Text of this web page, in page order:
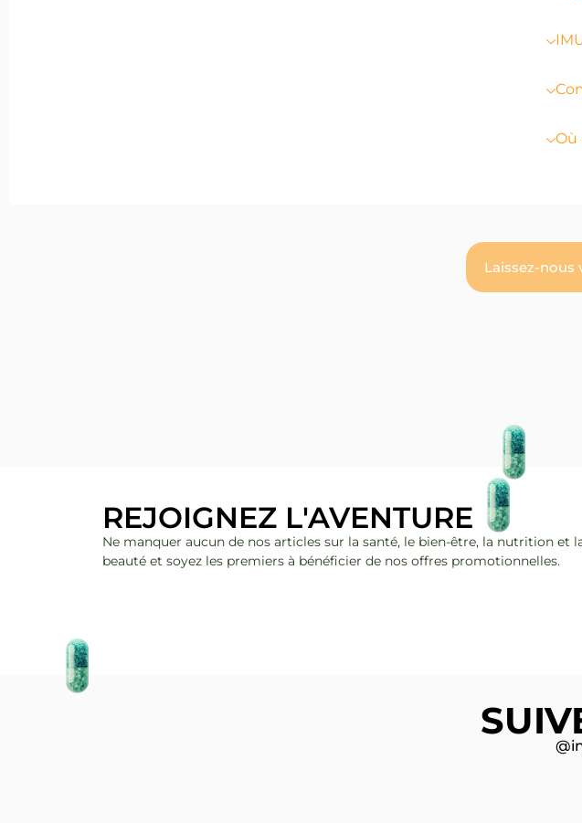
Où
Laissez-nous
REJOIGNEZ L'AVENTURE
Ne manquer aucun de nos articles sur la santé, le bien-être, la nutrition et
beauté et soyez les premiers à bénéficier de nos offres promotionnelles.